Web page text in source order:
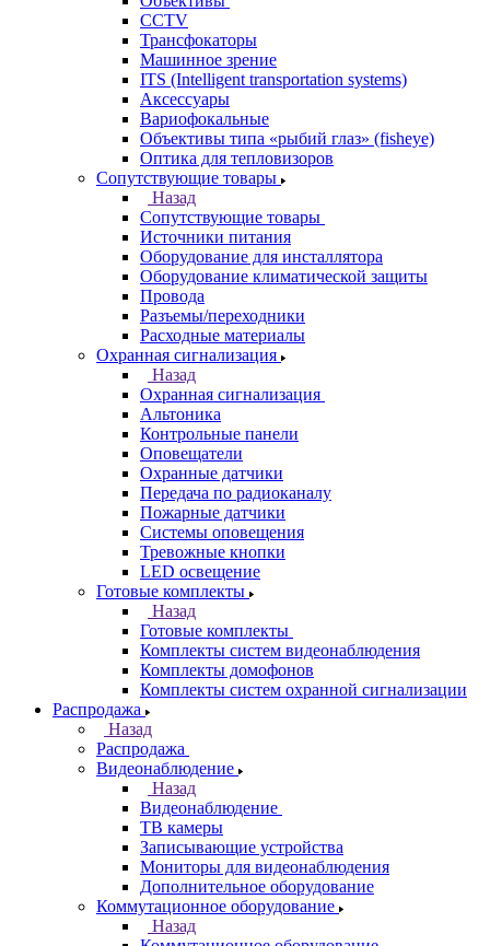
CCTV
Трансфокаторы
Машинное зрение
ITS (Intelligent transportation systems)
Аксессуары
Вариофокальные
Объективы типа «рыбий глаз» (fisheye)
Оптика для тепловизоров
Сопутствующие товары
Назад
Сопутствующие товары
Источники питания
Оборудование для инсталлятора
Оборудование климатической защиты
Провода
Разъемы/переходники
Расходные материалы
Охранная сигнализация
Назад
Охранная сигнализация
Альтоника
Контрольные панели
Оповещатели
Охранные датчики
Передача по радиоканалу
Пожарные датчики
Системы оповещения
Тревожные кнопки
LED освещение
Готовые комплекты
Назад
Готовые комплекты
Комплекты систем видеонаблюдения
Комплекты домофонов
Комплекты систем охранной сигнализации
Распродажа
Назад
Распродажа
Видеонаблюдение
Назад
Видеонаблюдение
ТВ камеры
Записывающие устройства
Мониторы для видеонаблюдения
Дополнительное оборудование
Коммутационное оборудование
Назад